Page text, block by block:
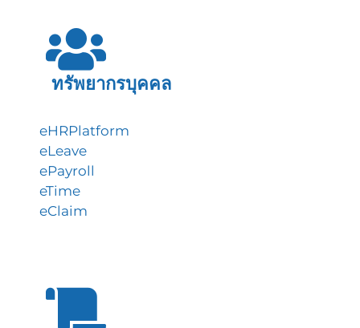
ทรัพยากรบุคคล
eHRPlatform
eLeave
ePayroll
eTime
eClaim